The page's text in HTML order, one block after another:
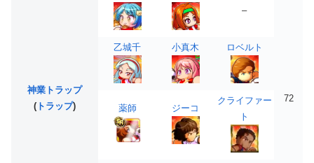
–
神業トラップ
( トラップ)
乙城千 小真木 ロベルト
72
薬師
ジーコ
クライファー
ト